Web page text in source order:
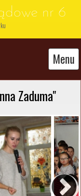
nr 6
Menu
Zaduma"